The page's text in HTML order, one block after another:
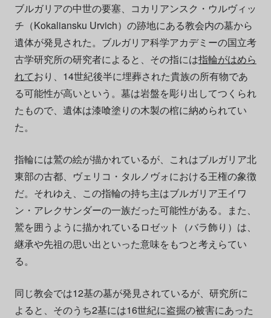
ブルガリアの中世の要塞、コカリアンスク・ウルヴィッ
チ（Kokaliansku Urvich）の跡地にある教会内の墓から
遺体が発見された。ブルガリア科学アカデミーの国立考
古学研究所の研究者によると、その指には指輪がはめら
れており、14世紀後半に埋葬された貴族の所有物であ
る可能性が高いという。墓は岩盤を彫り出してつくられ
たもので、遺体は漆喰塗りの木製の棺に納められてい
た。
指輪には鷲の絵が描かれているが、これはブルガリア北
東部の古都、ヴェリコ・タルノヴォにおける王権の象徴
だ。それゆえ、この指輪の持ち主はブルガリア王イワ
ン・アレクサンダーの一族だった可能性がある。また、
鷲を囲うように描かれているロゼット（バラ飾り）は、
継承や先祖の思い出といった意味をもつと考えらてい
る。
同じ教会では12基の墓が発見されているが、研究所に
よると、そのうち2基には16世紀に盗掘の被害にあった